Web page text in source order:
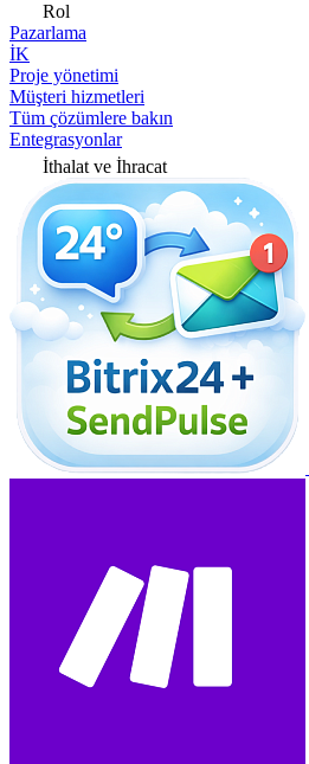
Rol
Pazarlama
İK
Proje yönetimi
Müşteri hizmetleri
Tüm çözümlere bakın
Entegrasyonlar
İthalat ve İhracat